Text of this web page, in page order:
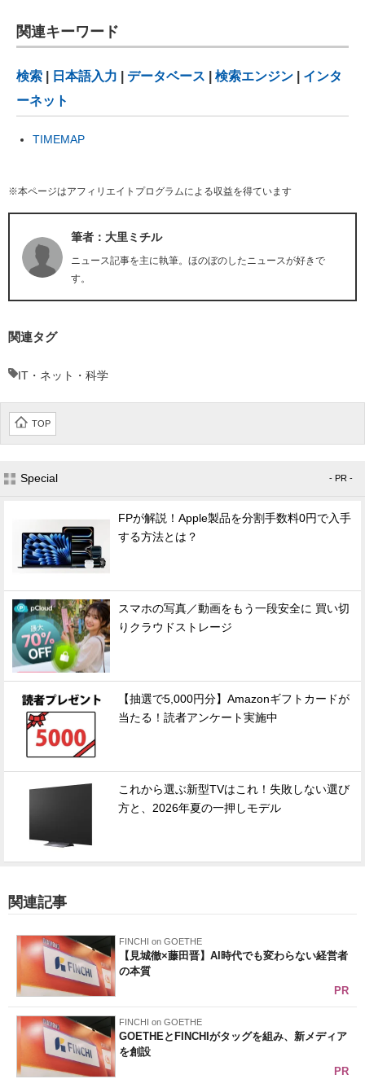
関連キーワード
検索 日本語入力 データベース 検索エンジン
インタ
ーネット
TIMEMAP
※本ページはアフィリエイトプログラムによる収益を得ています
筆者：大里ミチル
ニュース記事を主に執筆。ほのぼのしたニュースが好きで
す。
関連タグ
IT・ネット・科学
TOP
Special - PR -
FPが解説！Apple製品を分割手数料0円で入手
する方法とは？
スマホの写真／動画をもう一段安全に 買い切
りクラウドストレージ
【抽選で5,000円分】Amazonギフトカードが
当たる！読者アンケート実施中
これから選ぶ新型TVはこれ！失敗しない選び
方と、2026年夏の一押しモデル
関連記事
FINCHI on GOETHE
【見城徹×藤田晋】AI時代でも変わらない経営者
の本質
PR
FINCHI on GOETHE
GOETHEとFINCHIがタッグを組み、新メディア
を創設
PR